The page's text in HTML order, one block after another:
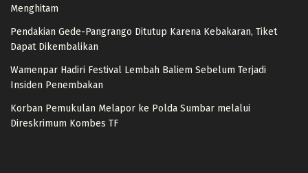
Menghitam
Pendakian Gede-Pangrango Ditutup Karena Kebakaran, Tiket
Dapat Dikembalikan
Wamenpar Hadiri Festival Lembah Baliem Sebelum Terjadi
Insiden Penembakan
Korban Pemukulan Melapor ke Polda Sumbar melalui
Direskrimum Kombes TF